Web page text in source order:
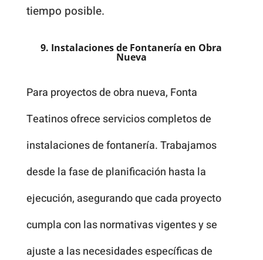
tiempo posible.
9. Instalaciones de Fontanería en Obra
Nueva
Para proyectos de obra nueva, Fonta
Teatinos ofrece servicios completos de
instalaciones de fontanería. Trabajamos
desde la fase de planificación hasta la
ejecución, asegurando que cada proyecto
cumpla con las normativas vigentes y se
ajuste a las necesidades específicas de